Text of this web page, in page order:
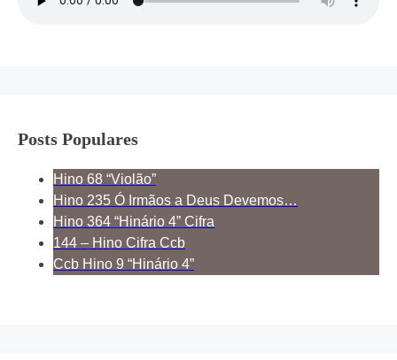
Posts Populares
Hino 68 “Violão”
Hino 235 Ó Irmãos a Deus Devemos…
Hino 364 “Hinário 4” Cifra
144 – Hino Cifra Ccb
Ccb Hino 9 “Hinário 4”